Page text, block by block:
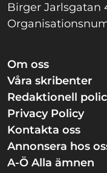
Birger Jarlsgatan
Om oss
Våra skribenter
Redaktionell
Privacy Policy
Kontakta oss
Annonsera hos
A-Ö Alla ämnen